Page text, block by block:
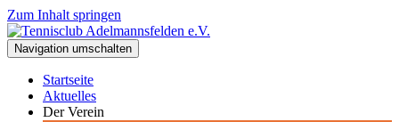
Zum Inhalt springen
Tennisclub Adelmannsfelden e.V.
Spiel, Satz und Sieg! Herzlich Willkommen beim Tennisclub
Adelmannsfelden im schwäbischen Ostalbkreis.
Navigation umschalten
Startseite
Aktuelles
Der Verein